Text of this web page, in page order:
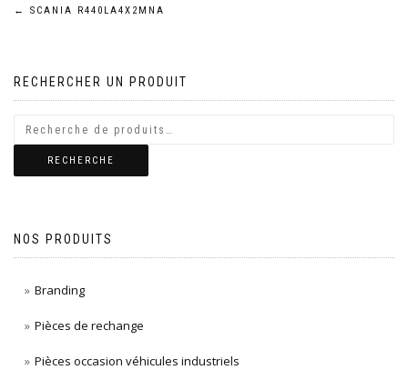
Navigation
l’article
← SCANIA R440LA4X2MNA
RECHERCHER UN PRODUIT
RECHERCHE
NOS PRODUITS
Branding
Pièces de rechange
Pièces occasion véhicules industriels